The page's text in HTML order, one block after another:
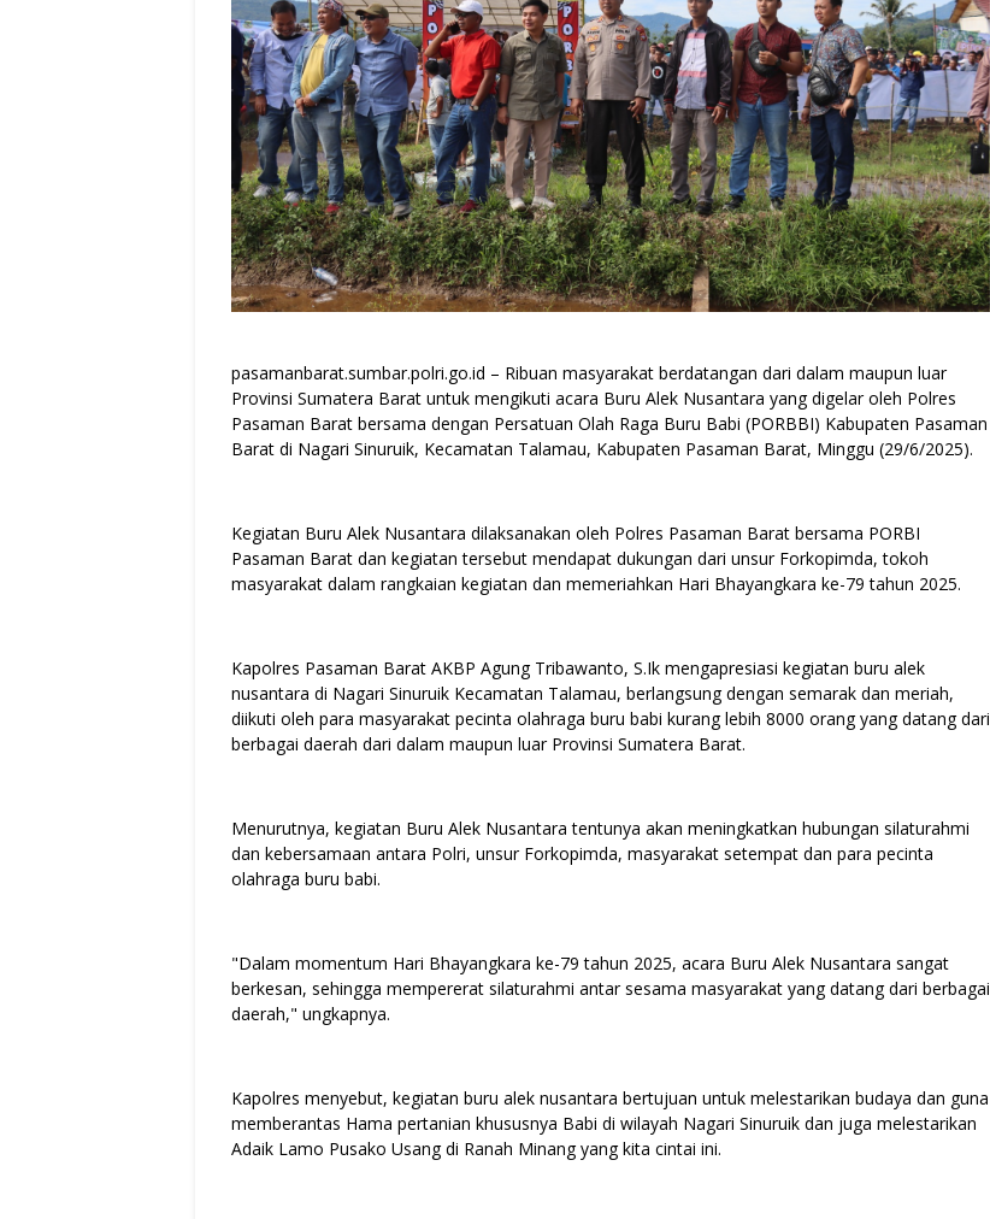
pasamanbarat.sumbar.polri.go.id – Ribuan masyarakat berdatangan dari dalam maupun luar
Provinsi Sumatera Barat untuk mengikuti acara Buru Alek Nusantara yang digelar oleh Polres
Pasaman Barat bersama dengan Persatuan Olah Raga Buru Babi (PORBBI) Kabupaten Pasaman
Barat di Nagari Sinuruik, Kecamatan Talamau, Kabupaten Pasaman Barat, Minggu (29/6/2025).
Kegiatan Buru Alek Nusantara dilaksanakan oleh Polres Pasaman Barat bersama PORBI
Pasaman Barat dan kegiatan tersebut mendapat dukungan dari unsur Forkopimda, tokoh
masyarakat dalam rangkaian kegiatan dan memeriahkan Hari Bhayangkara ke-79 tahun 2025.
Kapolres Pasaman Barat AKBP Agung Tribawanto, S.Ik mengapresiasi kegiatan buru alek
nusantara di Nagari Sinuruik Kecamatan Talamau, berlangsung dengan semarak dan meriah,
diikuti oleh para masyarakat pecinta olahraga buru babi kurang lebih 8000 orang yang datang dari
berbagai daerah dari dalam maupun luar Provinsi Sumatera Barat.
Menurutnya, kegiatan Buru Alek Nusantara tentunya akan meningkatkan hubungan silaturahmi
dan kebersamaan antara Polri, unsur Forkopimda, masyarakat setempat dan para pecinta
olahraga buru babi.
"Dalam momentum Hari Bhayangkara ke-79 tahun 2025, acara Buru Alek Nusantara sangat
berkesan, sehingga mempererat silaturahmi antar sesama masyarakat yang datang dari berbagai
daerah," ungkapnya.
Kapolres menyebut, kegiatan buru alek nusantara bertujuan untuk melestarikan budaya dan guna
memberantas Hama pertanian khususnya Babi di wilayah Nagari Sinuruik dan juga melestarikan
Adaik Lamo Pusako Usang di Ranah Minang yang kita cintai ini.